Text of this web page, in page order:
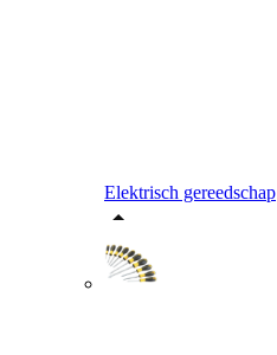
Elektrisch gereedschap